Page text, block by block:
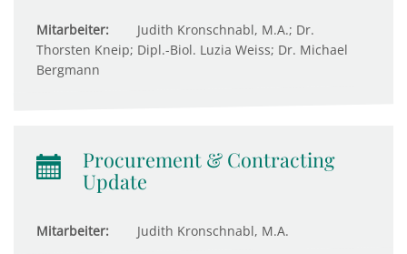
Mitarbeiter:
Judith Kronschnabl, M.A.; Dr.
Thorsten Kneip; Dipl.-Biol. Luzia Weiss; Dr. Michael
Bergmann
Procurement & Contracting
Update
Mitarbeiter: Judith Kronschnabl, M.A.